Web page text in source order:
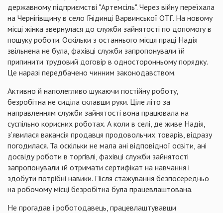
державному підприємстві "Артемсіль". Через війну переїхала
на Чернігівщину в село Гнідинці Варвинської ОТГ. На новому
місці жінка звернулася до служби зайнятості по допомогу в
пошуку роботи. Оскільки з останнього місця праці Надія
звільнена не була, фахівці служби запропонували їй
припинити трудовий договір в односторонньому порядку.
Це наразі передбачено чинним законодавством.
Активно й наполегливо шукаючи постійну роботу,
безробітна не сиділа склавши руки. Ціле літо за
направленням служби зайнятості вона працювала на
суспільно корисних роботах. А коли в селі, де живе Надія,
з’явилася вакансія продавця продовольчих товарів, відразу
погодилася. Та оскільки не мала ані відповідної освіти, ані
досвіду роботи в торгівлі, фахівці служби зайнятості
запропонували їй отримати сертифікат на навчання і
здобути потрібні навики. Після стажування безпосередньо
на робочому місці безробітна була працевлаштована.
Не прогадав і роботодавець, працевлаштувавши